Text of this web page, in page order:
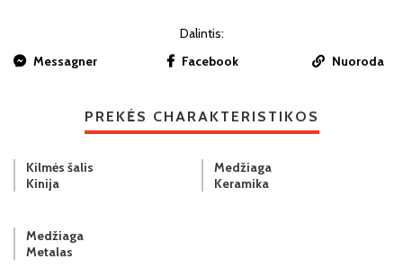
Dalintis:
Messagner
Facebook Nuoroda
PREKĖS CHARAKTERISTIKOS
Kilmės šalis
Kinija
Medžiaga
Keramika
Medžiaga
Metalas